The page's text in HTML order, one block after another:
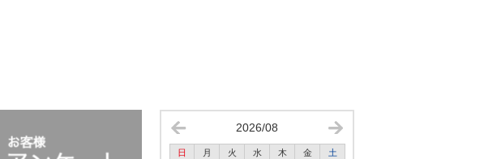
2026/08
日 月 火 水 木 金 土